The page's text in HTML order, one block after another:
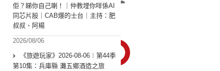
佢？睇你自己喇！｜仲教埋你咩係AI
同芯片股｜CAB爆的士台｜主持：肥
叔叔、阿楊
2026/08/06
《旅遊玩家》2026-08-06︱第44季
第10集：兵庫縣 灘五鄉酒造之旅